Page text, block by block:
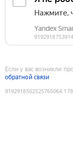
Если у вас возникли
обратной связи
9192918502525765064: